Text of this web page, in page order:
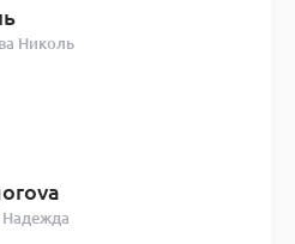
Николь
Надежда